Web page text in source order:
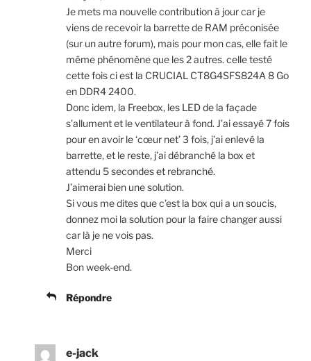
Je mets ma nouvelle contribution à jour car je
viens de recevoir la barrette de RAM préconisée
(sur un autre forum), mais pour mon cas, elle fait le
même phénomène que les 2 autres. celle testé
cette fois ci est la CRUCIAL CT8G4SFS824A 8 Go
en DDR4 2400.
Donc idem, la Freebox, les LED de la façade
s’allument et le ventilateur à fond. J’ai essayé 7 fois
pour en avoir le ‘cœur net’ 3 fois, j’ai enlevé la
barrette, et le reste, j’ai débranché la box et
attendu 5 secondes et rebranché.
J’aimerai bien une solution.
Si vous me dites que c’est la box qui a un soucis,
donnez moi la solution pour la faire changer aussi
car là je ne vois pas.
Merci
Bon week-end.
Répondre
e-jack